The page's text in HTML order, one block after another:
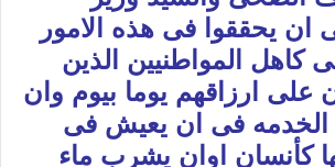
ان يحققوا فى هذه الامور
كاهل المواطنيين الذين
على ارزاقهم يوما بيوم وان
الخدمه فى ان يعيش فى
كأنسان اوان يشرب ماء